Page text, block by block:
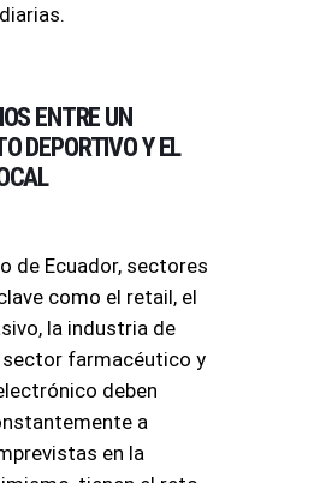
ENTRE UN
DEPORTIVO Y EL
de Ecuador, sectores
como el retail, el
la industria de
farmacéutico y
deben
a
en la